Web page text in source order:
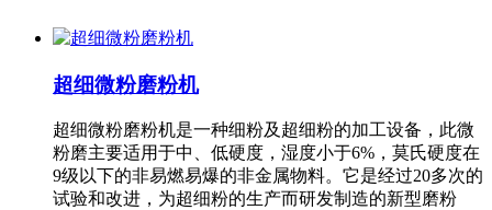
超细微粉磨粉机
超细微粉磨粉机是一种细粉及超细粉的加工设备，此微
粉磨主要适用于中、低硬度，湿度小于6%，莫氏硬度在
9级以下的非易燃易爆的非金属物料。它是经过20多次的
试验和改进，为超细粉的生产而研发制造的新型磨粉